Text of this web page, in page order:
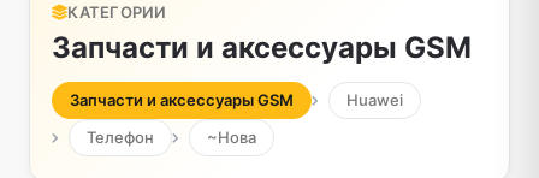
КАТЕГОРИИ
Запчасти и аксессуары GSM
Запчасти и аксессуары GSM
Huawei
Телефон
~Нова